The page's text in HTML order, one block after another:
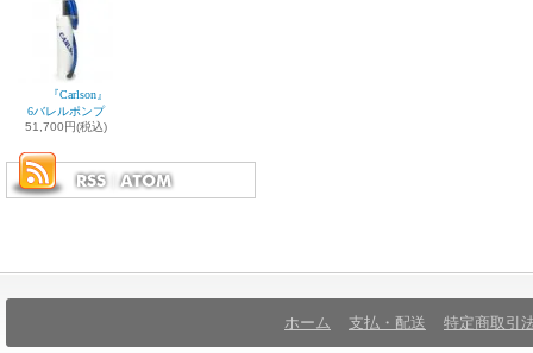
『Carlson』
6バレルポンプ
51,700円(税込)
ホーム 支払・配送 特定商取引